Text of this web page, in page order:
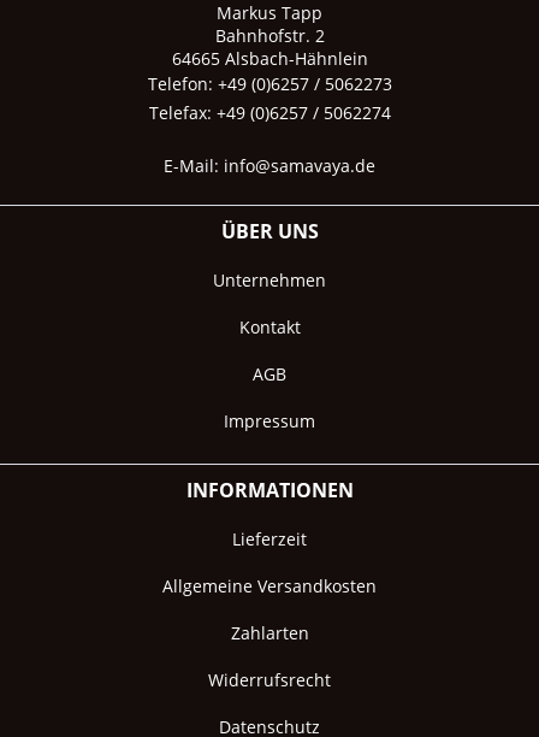
Markus Tapp
Bahnhofstr. 2
64665 Alsbach-Hähnlein
Telefon: +49 (0)6257 / 5062273
Telefax: +49 (0)6257 / 5062274
E-Mail: info@samavaya.de
ÜBER UNS
Unternehmen
Kontakt
AGB
Impressum
INFORMATIONEN
Lieferzeit
Allgemeine Versandkosten
Zahlarten
Widerrufsrecht
Datenschutz